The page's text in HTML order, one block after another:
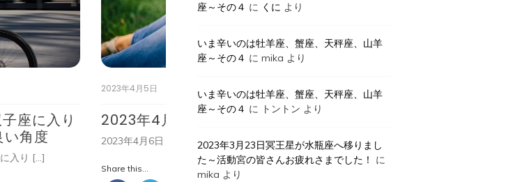
（木）天秤座満月
13：35頃に天秤座 […]
2023年5月4日
5月の隣町珈琲
私が週に１回アルバイトに行っている 隣町珈琲 […]
Share this...
座～その４ に くに より
いま辛いのは牡羊座、蟹座、天秤座、山羊
座～その４ にmika より
いま辛いのは牡羊座、蟹座、天秤座、山羊
座～その４ に トントン より
2023年3月23日冥王星が水瓶座へ移りまし
た～活動宮の皆さんお疲れさまでした！
に
mika より